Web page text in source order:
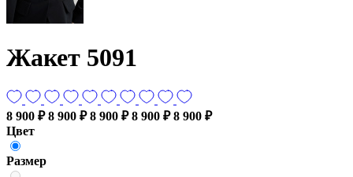
Жакет 5091
8 900 ₽ 8 900 ₽ 8 900 ₽ 8 900 ₽ 8 900 ₽
Цвет
Размер